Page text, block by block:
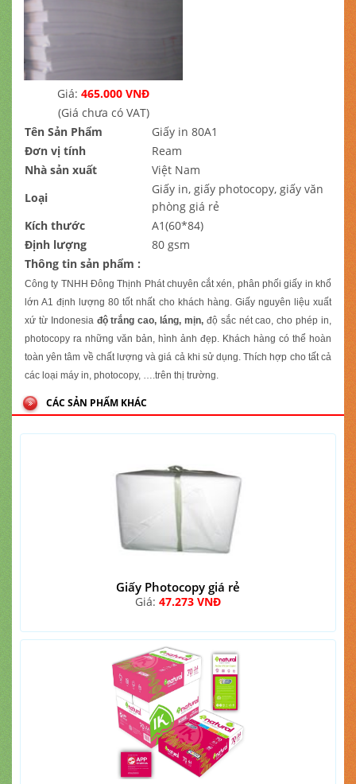
Giá: 465.000 VNĐ
(Giá chưa có VAT)
Tên Sản Phẩm
Giấy in 80A1
Đơn vị tính
Ream
Nhà sản xuất
Việt Nam
Loại
Giấy in, giấy photocopy, giấy văn
phòng giá rẻ
Kích thước
A1(60*84)
Định lượng
80 gsm
Thông tin sản phẩm :
Công ty TNHH Đông Thịnh Phát chuyên cắt xén, phân phối giấy in khổ
lớn A1 định lượng 80tốt nhất cho khách hàng. Giấy nguyên liệu xuất
xứ từ Indonesiađộ trắng cao, láng, mịn, độ sắc nét cao, cho phép in,
photocopy ra những văn bản, hình ảnh đẹp. Khách hàng có thể hoàn
toàn yên tâm về chất lượng và giá cả khi sử dụng. Thích hợp cho tất cả
các loại máy in, photocopy, ….trên thị trường.
CÁC SẢN PHẨM KHÁC
Giấy Photocopy giá rẻ
Giá: 47.273 VNĐ